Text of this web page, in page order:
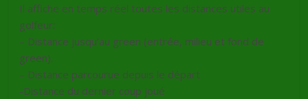
Il affiche en temps réel toutes les distances utiles au
golfeur:
– Distance jusqu’au green (entrée, milieu et fond de
green).
– Distance parcourue depuis le départ
-Distance du dernier coup joué